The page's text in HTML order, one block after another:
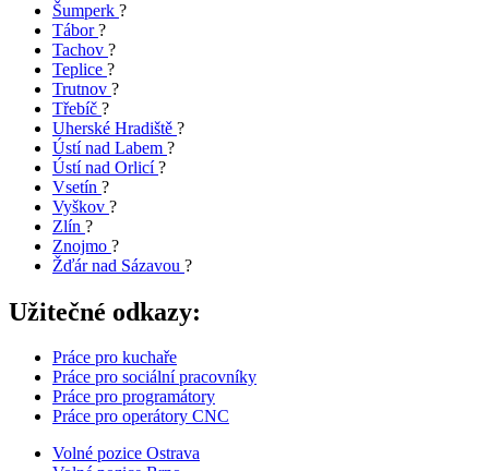
Šumperk ?
Tábor?
Tachov ?
Teplice ?
Trutnov ?
Třebíč ?
Uherské Hradiště ?
Ústí nad Labem ?
Ústí nad Orlicí?
Vsetín ?
Vyškov ?
Zlín ?
Znojmo ?
Žďár nad Sázavou ?
Užitečné odkazy:
Práce pro kuchaře
Práce pro sociální pracovníky
Práce pro programátory
Práce pro operátory CNC
Volné pozice Ostrava